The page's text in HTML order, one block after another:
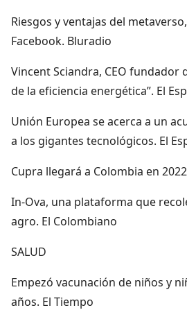
Riesgos y ventajas del
Facebook. Bluradio
Vincent Sciandra, CEO fundador
de la eficiencia energética”. El
Unión Europea se acerca a un
a los gigantes tecnológicos. El
Cupra llegará a Colombia en
In-Ova, una plataforma que
agro. El Colombiano
SALUD
Empezó vacunación de niños y
años. El Tiempo